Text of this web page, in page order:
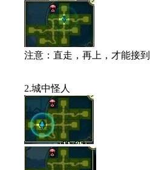
注意：直走，再上，才能接到
2.城中怪人